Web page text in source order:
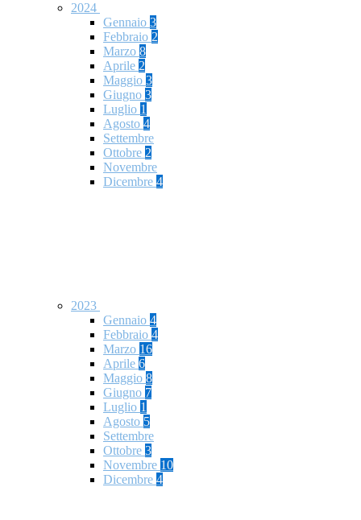
2024
Gennaio 3
Febbraio 2
Marzo 8
Aprile 2
Maggio 3
Giugno 3
Luglio 1
Agosto 4
Settembre
Ottobre 2
Novembre
Dicembre 4
2023
Gennaio 4
Febbraio 4
Marzo 16
Aprile 6
Maggio 8
Giugno 7
Luglio 1
Agosto 5
Settembre
Ottobre 3
Novembre 10
Dicembre 4